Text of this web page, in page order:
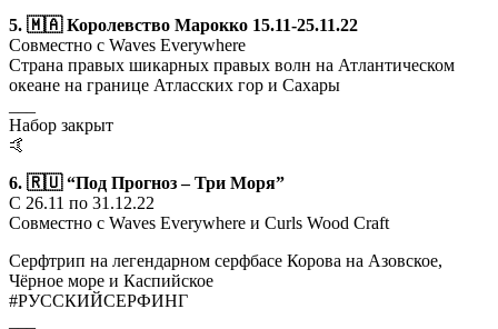
5. 🇲🇦 Королевство Марокко 15.11-25.11.22
Совместно с Waves Everywhere
Страна правых шикарных правых волн на Атлантическом
океане на границе Атласских гор и Сахары
Набор закрыт
🤙
6. 🇷🇺 “Под Прогноз – Три Моря”
С 26.11 по 31.12.22
Совместно с Waves Everywhere и Curls Wood Craft
Серфтрип на легендарном серфбасе Корова на Азовское,
Чёрное море и Каспийское
#РУССКИЙСЕРФИНГ